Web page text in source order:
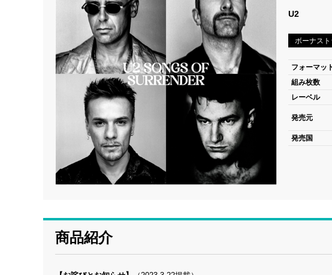
U2
ボーナスト
フォーマッ
組み枚数
レーベル
発売元
発売国
商品紹介